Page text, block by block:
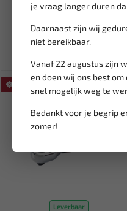
je vraag langer duren
Daarnaast zijn wij
niet bereikbaar.
Vanaf 22 augustus zijn
en doen wij ons best
snel mogelijk weg te
Bedankt voor je begrip
zomer!
Ex. btw: € 549,90
Leverbaar